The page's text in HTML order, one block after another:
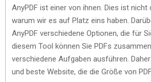
AnyPDF ist einer von ihnen. Dies ist nicht
warum wir es auf Platz eins haben.
AnyPDF verschiedene Optionen, die für
diesem Tool können Sie PDFs
verschiedene Aufgaben ausführen.
und beste Website, die die Größe von